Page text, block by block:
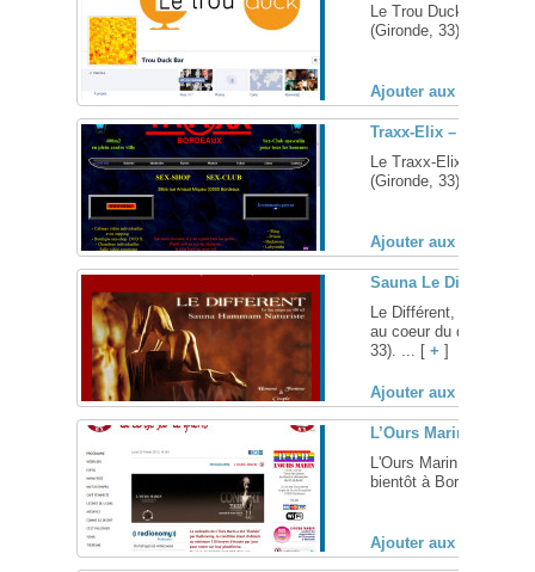
Le Trou Duck, bar et
(Gironde, 33) ... [
Ajouter aux favoris
Traxx-Elix – Bordeaux
Le Traxx-Elix, sex-
(Gironde, 33) ... [
Ajouter aux favoris
Sauna Le Différent –
Le Différent, votre
au coeur du quartier
33). ... [ + ]
Ajouter aux favoris
L’Ours Marin –
L'Ours Marin, votre
bientôt à Bordeaux
Ajouter aux favoris